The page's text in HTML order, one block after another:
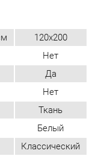
Ткань
Белый
Классический
Нет
Нет